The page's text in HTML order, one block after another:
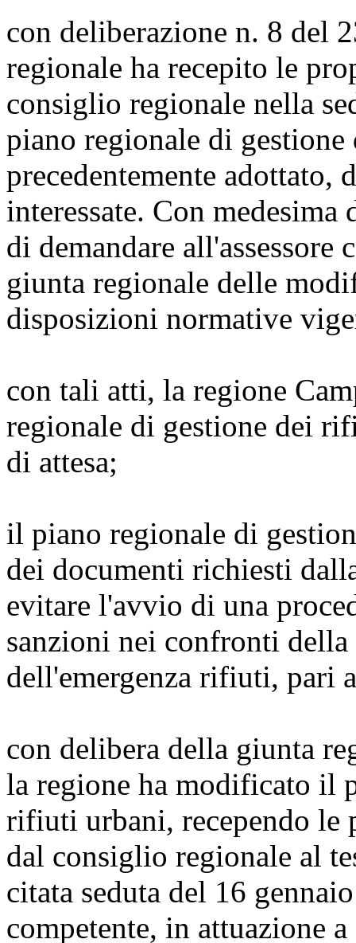
con deliberazione n. 8 del
regionale ha recepito le
consiglio regionale nella
piano regionale di
precedentemente
interessate. Con
di demandare
giunta regionale delle
disposizioni normative
con tali atti, la regione
regionale di gestione dei
di attesa;
il piano regionale di
dei documenti richiesti
evitare l'avvio di una
sanzioni nei confronti della
dell'emergenza rifiuti, pari
con delibera della giunta
la regione ha modificato il
rifiuti urbani, recependo le
dal consiglio regionale al
citata seduta del 16
competente, in attuazione